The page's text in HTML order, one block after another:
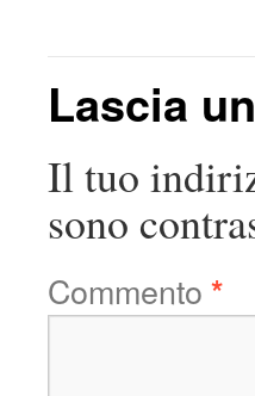
Lascia
Il tuo
sono
Commento *